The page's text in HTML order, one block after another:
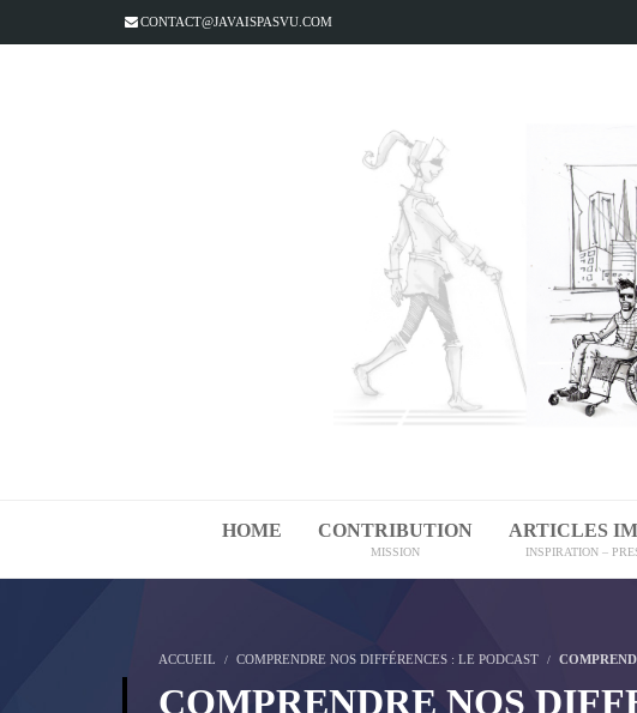
CONTACT@JAVAISPASVU.COM
HOME CONTRIBUTION
MISSION
ARTICLES
INSPIRATION –
ACCUEIL COMPRENDRE NOS DIFFÉRENCES : LE PODCAST
COMPRENDRE NOS